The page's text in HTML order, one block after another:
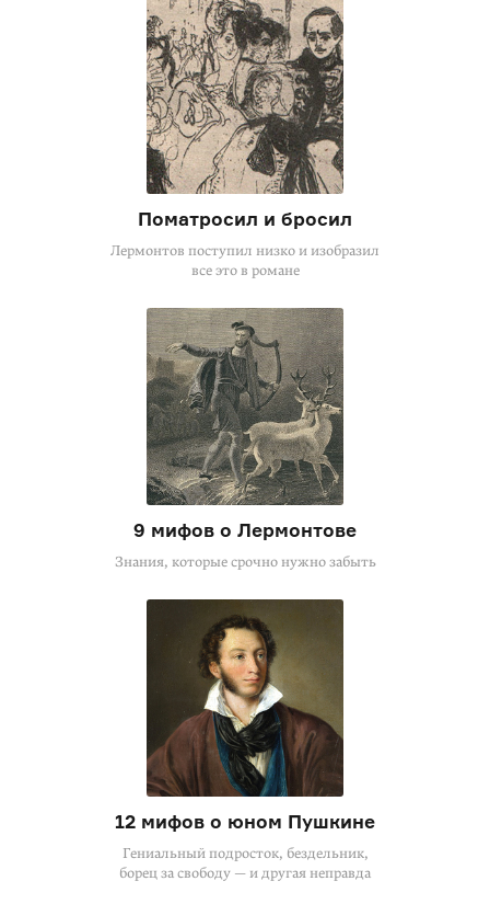
Поматросил и бросил
Лермонтов поступил низко и изобразил
все это в романе
9 мифов о Лермонтове
Знания, которые срочно нужно забыть
12 мифов о юном Пушкине
Гениальный подросток, бездельник,
борец за свободу — и другая неправда